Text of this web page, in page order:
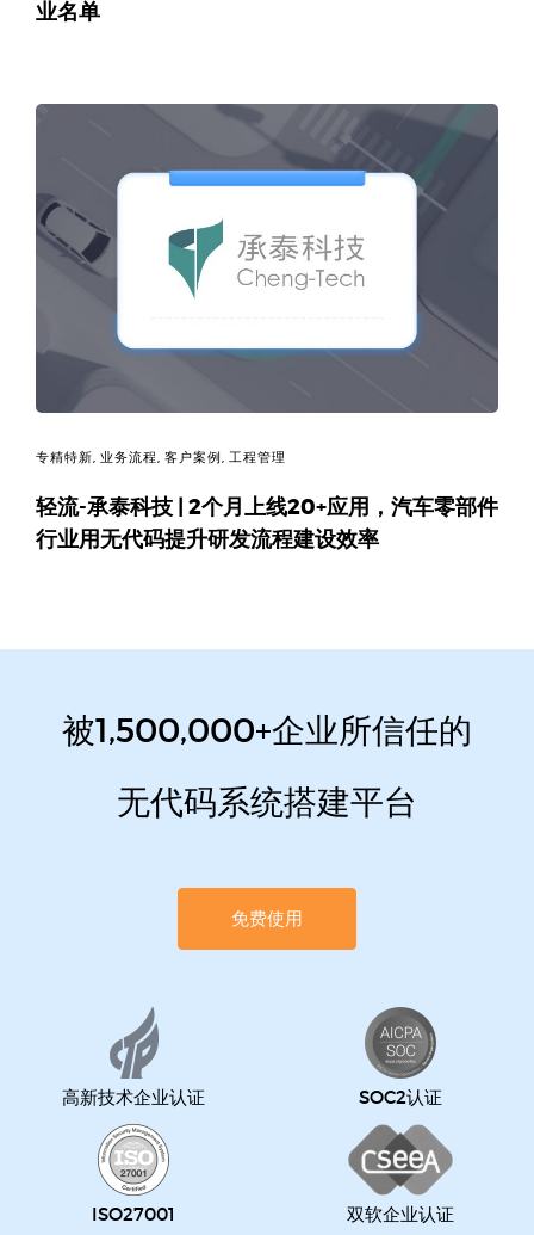
业名单
专精特新, 业务流程, 客户案例, 工程管理
轻流-承泰科技 | 2个月上线20+应用，汽车零部件
行业用无代码提升研发流程建设效率
被1,500,000+企业所信任的
无代码系统搭建平台
免费使用
高新技术企业认证 SOC2认证
ISO27001 双软企业认证